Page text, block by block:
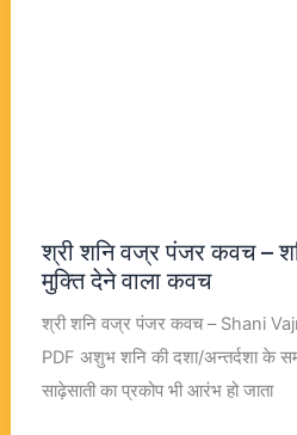
श्री शनि वज्र पंजर कवच –
मुक्ति देने वाला कवच
श्री शनि वज्र पंजर कवच – Shani
PDF अशुभ शनि की दशा/अन्तर्दशा के
साढ़ेसाती का प्रकोप भी आरंभ हो जाता